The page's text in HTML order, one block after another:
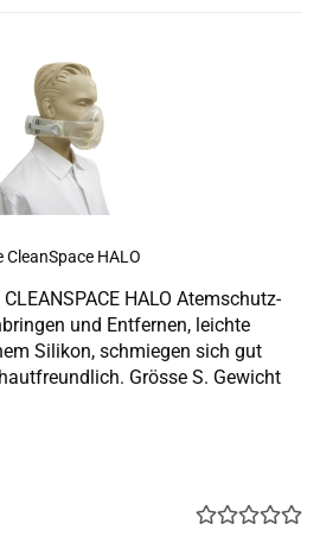
HALO
HALO Atem­schutz­
und Ent­fer­nen, leich­te
Si­li­kon, schmie­gen sich gut
Grös­se S. Ge­wicht